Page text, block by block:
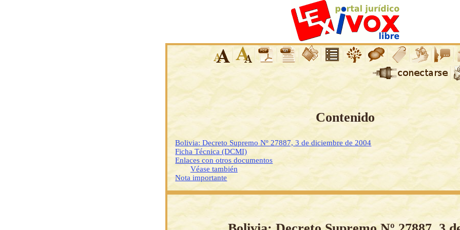
Contenido
Bolivia: Decreto Supremo Nº 27887, 3 de diciembre de 2004
Ficha Técnica (DCMI)
Enlaces con otros documentos
Véase también
Nota importante